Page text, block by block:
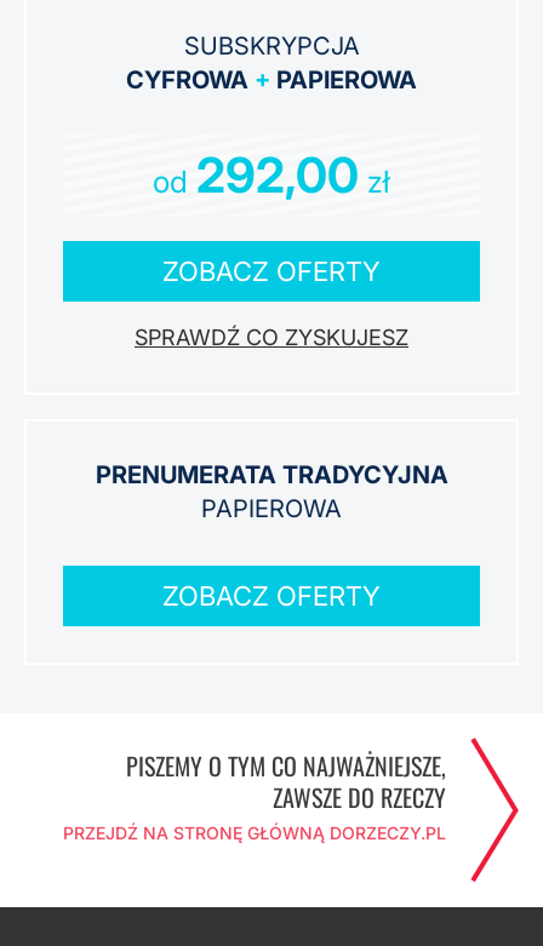
SUBSKRYPCJA
CYFROWA + PAPIEROWA
od 292,00 zł
ZOBACZ OFERTY
ZYSKUJESZ
PRENUMERATA TRADYCYJNA
PAPIEROWA
ZOBACZ OFERTY
PISZEMY O TYM CO NAJWAŻNIEJSZE,
ZAWSZE DO RZECZY
PRZEJDŹ NA STRONĘ GŁÓWNĄ DORZECZY.PL